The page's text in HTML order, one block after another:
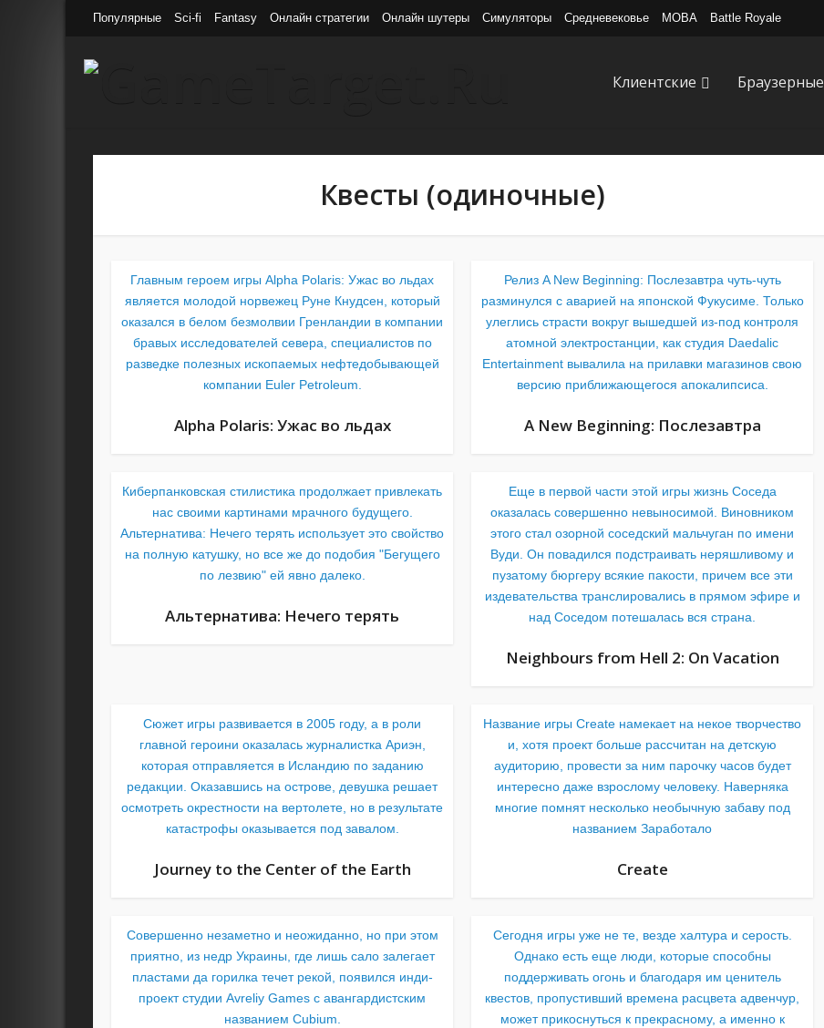
Популярные Sci-fi Fantasy Онлайн стратегии Онлайн шутеры Симуляторы Средневековье MOBA Battle Royale
Клиентские Браузерные
Квесты (одиночные)
Главным героем игры Alpha Polaris: Ужас во льдах
является молодой норвежец Руне Кнудсен, который
оказался в белом безмолвии Гренландии в компании
бравых исследователей севера, специалистов по
разведке полезных ископаемых нефтедобывающей
компании Euler Petroleum.
Alpha Polaris: Ужас во льдах
Релиз A New Beginning: Послезавтра чуть-чуть
разминулся с аварией на японской Фукусиме. Только
улеглись страсти вокруг вышедшей из-под контроля
атомной электростанции, как студия Daedalic
Entertainment вывалила на прилавки магазинов свою
версию приближающегося апокалипсиса.
A New Beginning: Послезавтра
Киберпанковская стилистика продолжает привлекать
нас своими картинами мрачного будущего.
Альтернатива: Нечего терять использует это свойство
на полную катушку, но все же до подобия "Бегущего
по лезвию" ей явно далеко.
Альтернатива: Нечего терять
Еще в первой части этой игры жизнь Соседа
оказалась совершенно невыносимой. Виновником
этого стал озорной соседский мальчуган по имени
Вуди. Он повадился подстраивать неряшливому и
пузатому бюргеру всякие пакости, причем все эти
издевательства транслировались в прямом эфире и
над Соседом потешалась вся страна.
Neighbours from Hell 2: On Vacation
Сюжет игры развивается в 2005 году, а в роли
главной героини оказалась журналистка Ариэн,
которая отправляется в Исландию по заданию
редакции. Оказавшись на острове, девушка решает
осмотреть окрестности на вертолете, но в результате
катастрофы оказывается под завалом.
Journey to the Center of the Earth
Название игры Create намекает на некое творчество
и, хотя проект больше рассчитан на детскую
аудиторию, провести за ним парочку часов будет
интересно даже взрослому человеку. Наверняка
многие помнят несколько необычную забаву под
названием Заработало
Create
Совершенно незаметно и неожиданно, но при этом
приятно, из недр Украины, где лишь сало залегает
пластами да горилка течет рекой, появился инди-
проект студии Avreliy Games с авангардистским
названием Cubium.
Сегодня игры уже не те, везде халтура и серость.
Однако есть еще люди, которые способны
поддерживать огонь и благодаря им ценитель
квестов, пропустивший времена расцвета адвенчур,
может прикоснуться к прекрасному, а именно к